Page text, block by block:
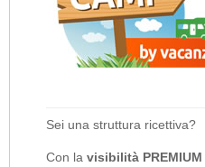
Sei una struttura ricettiva?
Con la visibilità PREMIUM